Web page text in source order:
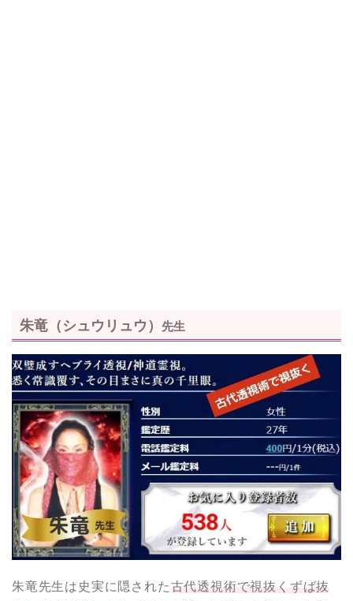
朱竜（シュウリュウ） 先生
朱竜先生は史実に隠された古代透視術で視抜くずば抜